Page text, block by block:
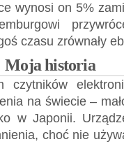
wynosi on 5%
czasu zrównały
Moja historia
czytników
na świecie –
w Japonii.
choć nie